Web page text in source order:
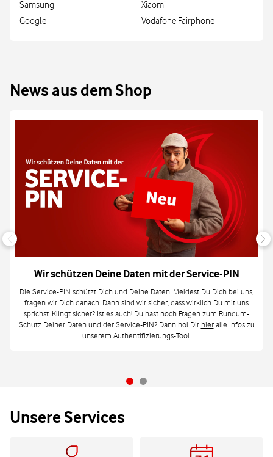
Samsung
Google
Xiaomi
Vodafone Fairphone
News aus dem Shop
Wir schützen Deine Daten mit der Service-PIN
Die Service-PIN schützt Dich und Deine Daten. Meldest Du Dich bei uns,
fragen wir Dich danach. Dann sind wir sicher, dass wirklich Du mit uns
sprichst. Klingt sicher? Ist es auch! Du hast noch Fragen zum Rundum-
Schutz Deiner Daten und der Service-PIN? Dann hol Dir hieralle Infos zu
unserem Authentifizierungs-Tool.
Unsere Services